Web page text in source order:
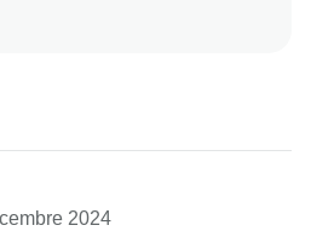
voyage a joué un rôle positif
aventure, et vos
2024